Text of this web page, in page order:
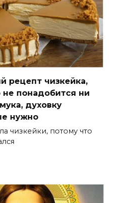
рецепт чизкейка,
не понадобится ни
духовку
нужно
чизкейки, потому что